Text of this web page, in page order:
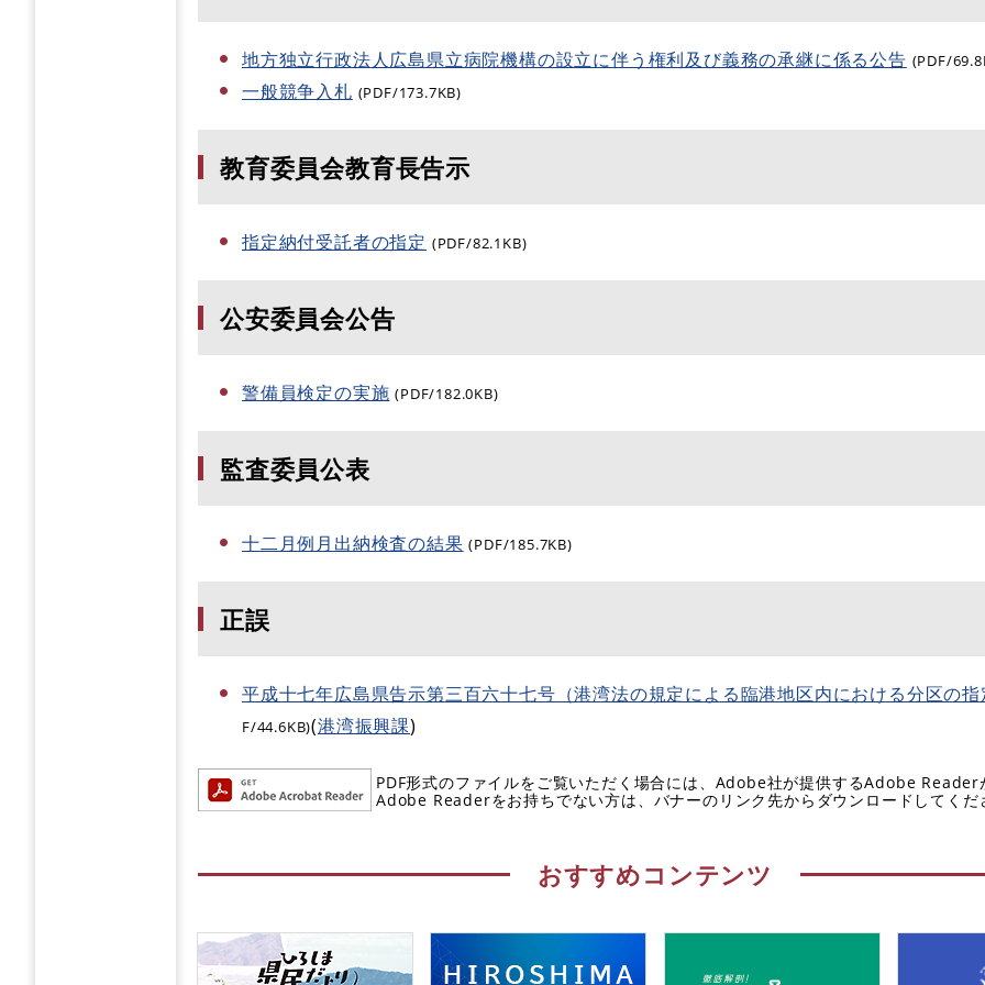
地方独立行政法人広島県立病院機構の設立に伴う権利及び義務の承継に係る公告 (PDF/
一般競争入札 (PDF/173.7KB)
教育委員会教育長告示
指定納付受託者の指定 (PDF/82.1KB)
公安委員会公告
警備員検定の実施 (PDF/182.0KB)
監査委員公表
十二月例月出納検査の結果 (PDF/185.7KB)
正誤
平成十七年広島県告示第三百六十七号（港湾法の規定による臨港地区内における分区の
F/44.6KB)(港湾振興課)
PDF形式のファイルをご覧いただく場合には、Adobe社が提供するAdobe Reader
Adobe Readerをお持ちでない方は、バナーのリンク先からダウンロードしてくだ
おすすめコンテンツ